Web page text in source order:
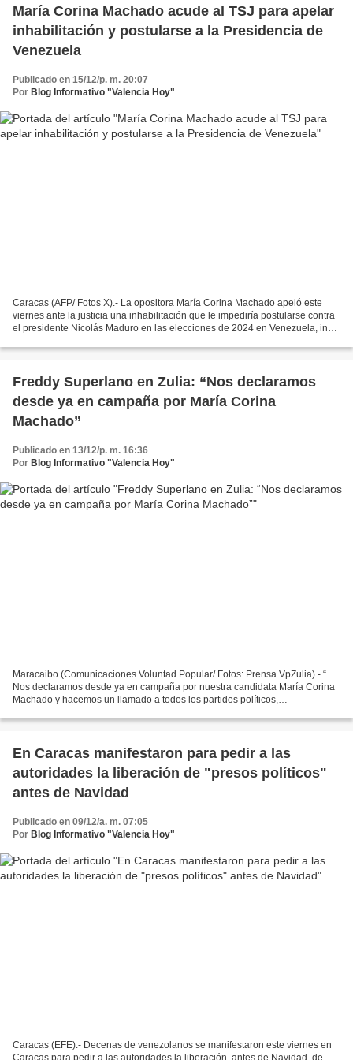
María Corina Machado acude al TSJ para apelar
inhabilitación y postularse a la Presidencia de
Venezuela
Publicado en 15/12/p. m. 20:07
Por Blog Informativo "Valencia Hoy"
Caracas (AFP/ Fotos X).- La opositora María Corina Machado apeló este
viernes ante la justicia una inhabilitación que le impediría postularse contra
el presidente Nicolás Maduro en las elecciones de 2024 en Venezuela, in
Freddy Superlano en Zulia: “Nos declaramos
desde ya en campaña por María Corina
Machado”
Publicado en 13/12/p. m. 16:36
Por Blog Informativo "Valencia Hoy"
Maracaibo (Comunicaciones Voluntad Popular/ Fotos: Prensa VpZulia).- “
Nos declaramos desde ya en campaña por nuestra candidata María Corina
Machado y hacemos un llamado a todos los partidos políticos,
En Caracas manifestaron para pedir a las
autoridades la liberación de "presos políticos"
antes de Navidad
Publicado en 09/12/a. m. 07:05
Por Blog Informativo "Valencia Hoy"
Caracas (EFE).- Decenas de venezolanos se manifestaron este viernes en
Caracas para pedir a las autoridades la liberación, antes de Navidad, de